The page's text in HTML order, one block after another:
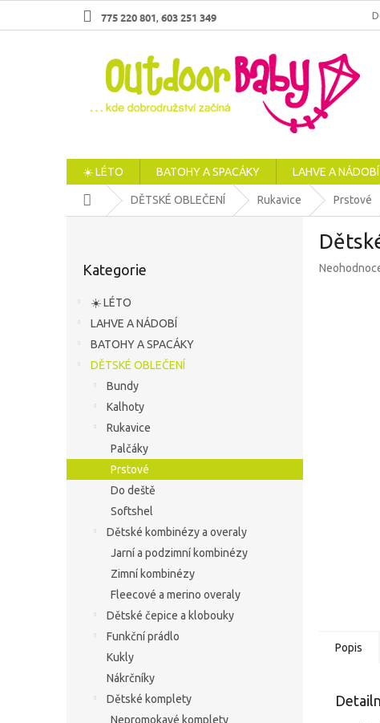
775 220 801 603 251 349
☀️ LÉTO BATOHY A SPACÁKY LAHVE A NÁDOBÍ
Domů DĚTSKÉ OBLEČENÍ Rukavice Prstové
kategorie
Kategorie
☀️ LÉTO
LAHVE A NÁDOBÍ
BATOHY A SPACÁKY
DĚTSKÉ OBLEČENÍ
Bundy
Kalhoty
Rukavice
Palčáky
Prstové
Do deště
Softshel
Dětské kombinézy a overaly
Jarní a podzimní kombinézy
Zimní kombinézy
Fleecové a merino overaly
Dětské čepice a klobouky
Funkční prádlo
Kukly
Nákrčníky
Dětské komplety
Nepromokavé komplety
Průměrné
Popis